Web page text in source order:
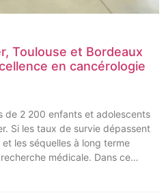
Toulouse et Bordeaux
en cancérologie
de 2 200 enfants et adolescents
Si les taux de survie dépassent
les séquelles à long terme
médicale. Dans ce